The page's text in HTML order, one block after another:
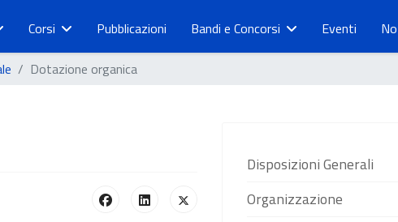
Corsi Pubblicazioni Bandi e Concorsi Eventi
Dotazione organica
Disposizioni Generali
Organizzazione